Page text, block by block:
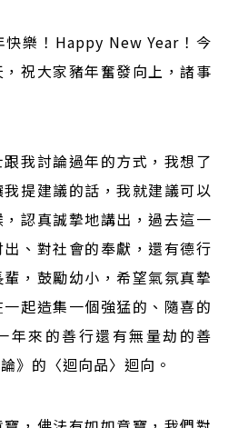
樂！Happy New Year！今
祝大家豬年奮發向上，諸事
我討論過年的方式，我想了
提建議的話，我就建議可以
認真誠摯地講出，過去這一
、對社會的奉獻，還有德行
，鼓勵幼小，希望氣氛真摯
起造集一個強猛的、隨喜的
年來的善行還有無量劫的善
》的〈迴向品〉迴向。